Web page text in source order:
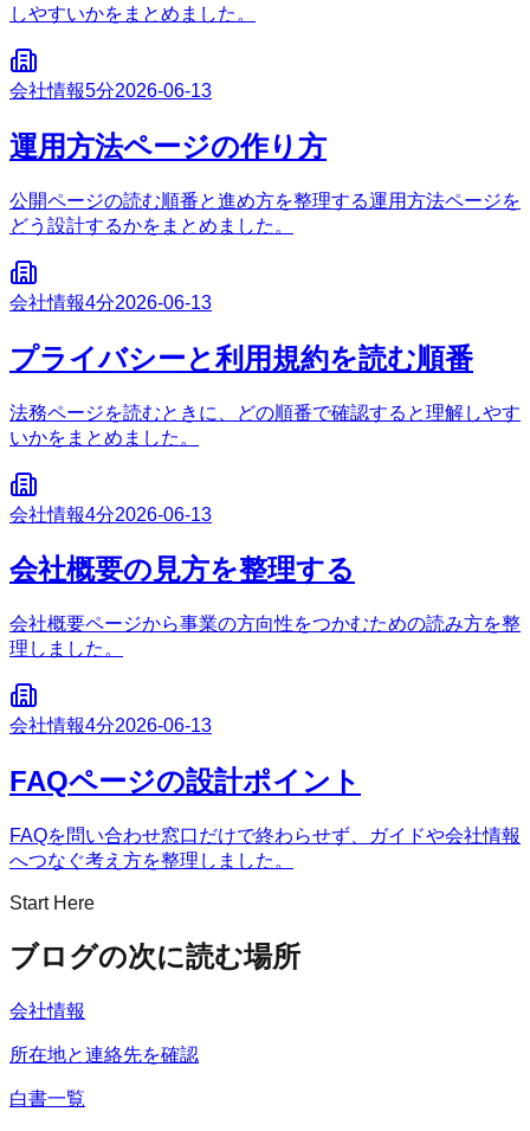
しやすいかをまとめました。
会社情報5分2026-06-13
運用方法ページの作り方
公開ページの読む順番と進め方を整理する運用方法ページを
どう設計するかをまとめました。
会社情報4分2026-06-13
プライバシーと利用規約を読む順番
法務ページを読むときに、どの順番で確認すると理解しやす
いかをまとめました。
会社情報4分2026-06-13
会社概要の見方を整理する
会社概要ページから事業の方向性をつかむための読み方を整
理しました。
会社情報4分2026-06-13
FAQページの設計ポイント
FAQを問い合わせ窓口だけで終わらせず、ガイドや会社情報
へつなぐ考え方を整理しました。
Start Here
ブログの次に読む場所
会社情報
所在地と連絡先を確認
白書一覧